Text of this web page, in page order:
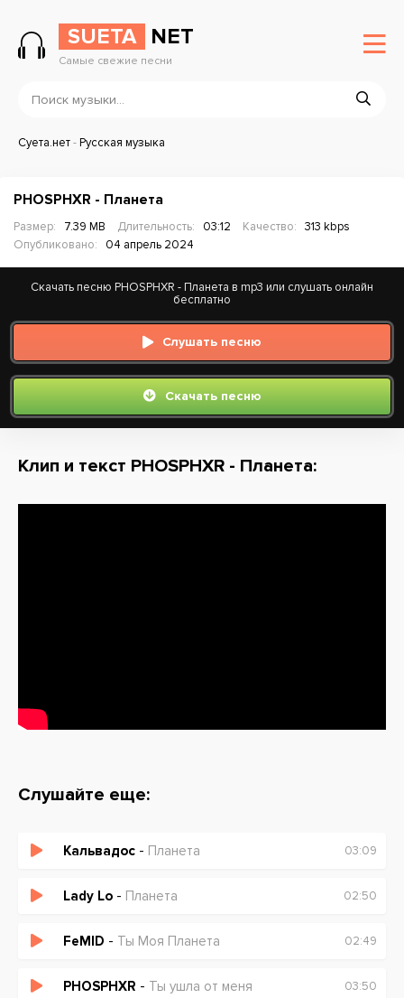
SUETA NET
Самые свежие песни
Суета.нет-Русская музыка
PHOSPHXR - Планета
Размер: 7.39 MB Длительность: 03:12 Качество:
313 kbps
Опубликовано:
04 апрель 2024
Скачать песню PHOSPHXR - Планета в mp3 или слушать онлайн
бесплатно
Слушать песню
Скачать песню
Клип и текст PHOSPHXR - Планета:
Слушайте еще:
Кальвадос - Планета 03:09
Lady Lo - Планета 02:50
FeMID - Ты Моя Планета 02:49
PHOSPHXR - Ты ушла от меня 03:50